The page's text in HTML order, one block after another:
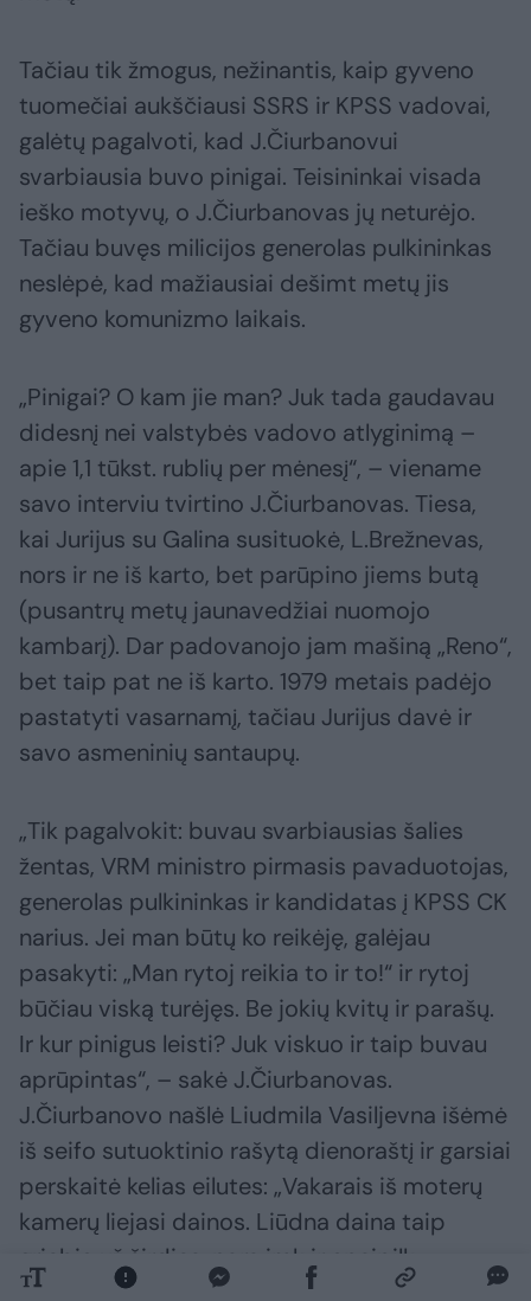
Tačiau tik žmogus, nežinantis, kaip gyveno
tuomečiai aukščiausi SSRS ir KPSS vadovai,
galėtų pagalvoti, kad J.Čiurbanovui
svarbiausia buvo pinigai. Teisininkai visada
ieško motyvų, o J.Čiurbanovas jų neturėjo.
Tačiau buvęs milicijos generolas pulkininkas
neslėpė, kad mažiausiai dešimt metų jis
gyveno komunizmo laikais.
„Pinigai? O kam jie man? Juk tada gaudavau
didesnį nei valstybės vadovo atlyginimą –
apie 1,1 tūkst. rublių per mėnesį“, – viename
savo interviu tvirtino J.Čiurbanovas. Tiesa,
kai Jurijus su Galina susituokė, L.Brežnevas,
nors ir ne iš karto, bet parūpino jiems butą
(pusantrų metų jaunavedžiai nuomojo
kambarį). Dar padovanojo jam mašiną „Reno“,
bet taip pat ne iš karto. 1979 metais padėjo
pastatyti vasarnamį, tačiau Jurijus davė ir
savo asmeninių santaupų.
„Tik pagalvokit: buvau svarbiausias šalies
žentas, VRM ministro pirmasis pavaduotojas,
generolas pulkininkas ir kandidatas į KPSS CK
narius. Jei man būtų ko reikėję, galėjau
pasakyti: „Man rytoj reikia to ir to!“ ir rytoj
būčiau viską turėjęs. Be jokių kvitų ir parašų.
Ir kur pinigus leisti? Juk viskuo ir taip buvau
aprūpintas“, – sakė J.Čiurbanovas.
J.Čiurbanovo našlė Liudmila Vasiljevna išėmė
iš seifo sutuoktinio rašytą dienoraštį ir garsiai
perskaitė kelias eilutes: „Vakarais iš moterų
kamerų liejasi dainos. Liūdna daina taip
griebia už širdies, nors imk ir apsipilk
ašaromis. Dainuoti nedraudžia. Atrodė, kad